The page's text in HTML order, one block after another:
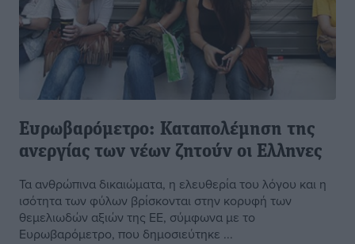
Ευρωβαρόμετρο: Καταπολέμηση της
ανεργίας των νέων ζητούν οι Eλληνες
Τα ανθρώπινα δικαιώματα, η ελευθερία του λόγου και η
ισότητα των φύλων βρίσκονται στην κορυφή των
θεμελιωδών αξιών της ΕΕ, σύμφωνα με το
Ευρωβαρόμετρο, που δημοσιεύτηκε ...